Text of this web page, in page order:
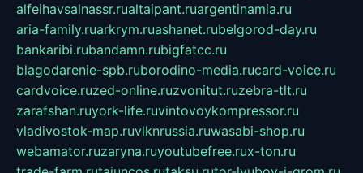
alfeihavsalnassr.rualtaipant.ruargentinamia.ru
aria-family.ruarkrym.ruashanet.rubelgorod-day.ru
bankaribi.rubandamn.rubigfatcc.ru
blagodarenie-spb.ruborodino-media.rucard-voice.ru
cardvoice.ruzed-online.ruzvonitut.ruzebra-tlt.ru
zarafshan.ruyork-life.ruvintovoykompressor.ru
vladivostok-map.ruvlknrussia.ruwasabi-shop.ru
webamator.ruzaryna.ruyoutubefree.rux-ton.ru